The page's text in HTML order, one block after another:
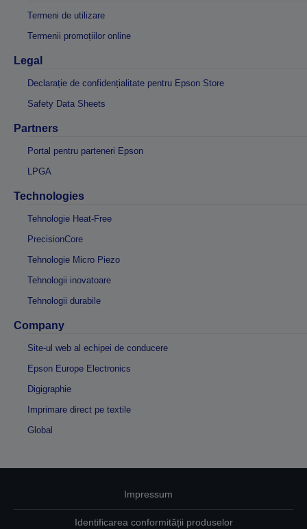
Termeni de utilizare
Termenii promoțiilor online
Legal
Declarație de confidențialitate pentru Epson Store
Safety Data Sheets
Partners
Portal pentru parteneri Epson
LPGA
Technologies
Tehnologie Heat-Free
PrecisionCore
Tehnologie Micro Piezo
Tehnologii inovatoare
Tehnologii durabile
Company
Site-ul web al echipei de conducere
Epson Europe Electronics
Digigraphie
Imprimare direct pe textile
Global
Impressum
Identificarea conformității produselor